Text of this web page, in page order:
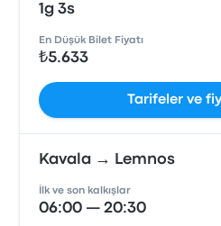
1g 3s
En Düşük Bilet Fiyatı
₺5.633
Tarifeler ve
Kavala → Lemnos
İlk ve son kalkışlar
06:00 — 20:30